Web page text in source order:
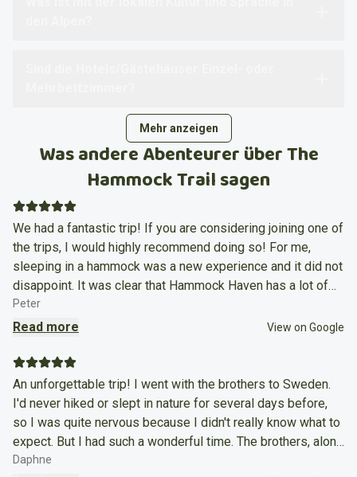
Mehr anzeigen
Was andere Abenteurer über The
Hammock Trail sagen
We had a fantastic trip! If you are considering joining one of
the trips, I would highly recommend doing so! For me,
sleeping in a hammock was a new experience and it did not
disappoint. It was clear that Hammock Haven has a lot of
experience with hammocking and hiking because all the
little details were very well designed. The hammocks were
guides were two brothers with a great sense of humour
that managed to always keep a great atmosphere in the
group, even on the day with a lot of rain. They were also
very knowledgeable and willing to help when setting up our
hammocks for the night. They even brought a set of
birthday decorations because they noticed one of us would
Peter
Read more View on Google
An unforgettable trip! I went with the brothers to Sweden.
I'd never hiked or slept in nature for several days before,
so I was quite nervous because I didn't really know what to
expect. But I had such a wonderful time. The brothers, along
with all the clear information on the website, made sure I
Daphne